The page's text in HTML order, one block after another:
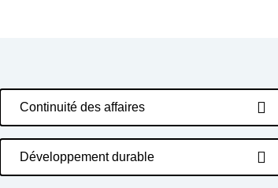
Continuité des affaires
Développement durable